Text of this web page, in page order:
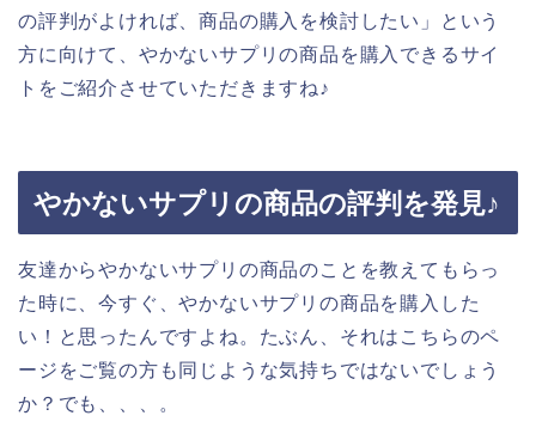
の評判がよければ、商品の購入を検討したい」という
方に向けて、やかないサプリの商品を購入できるサイ
トをご紹介させていただきますね♪
やかないサプリの商品の評判を発見♪
友達からやかないサプリの商品のことを教えてもらっ
た時に、今すぐ、やかないサプリの商品を購入した
い！と思ったんですよね。たぶん、それはこちらのペ
ージをご覧の方も同じような気持ちではないでしょう
か？でも、、、。